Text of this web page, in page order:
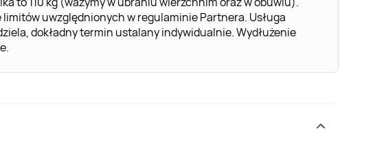
uwzględnionych w regulaminie Partnera. Usługa
dokładny termin ustalany indywidualnie. Wydłużenie